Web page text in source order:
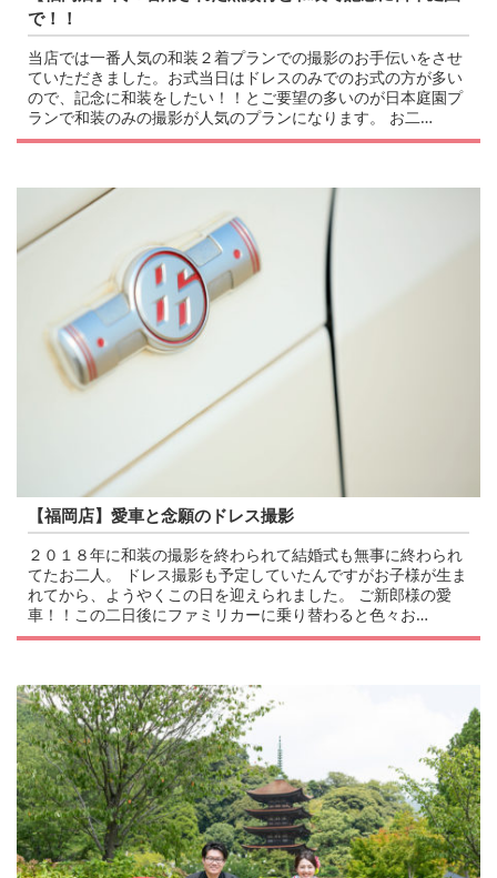
で！！
当店では一番人気の和装２着プランでの撮影のお手伝いをさせ
ていただきました。お式当日はドレスのみでのお式の方が多い
ので、記念に和装をしたい！！とご要望の多いのが日本庭園プ
ランで和装のみの撮影が人気のプランになります。 お二…
【福岡店】愛車と念願のドレス撮影
２０１８年に和装の撮影を終わられて結婚式も無事に終わられ
てたお二人。 ドレス撮影も予定していたんですがお子様が生ま
れてから、ようやくこの日を迎えられました。 ご新郎様の愛
車！！この二日後にファミリカーに乗り替わると色々お…